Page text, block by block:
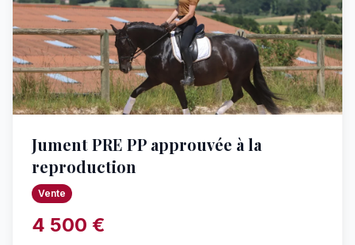
Jument PRE PP approuvée à la
reproduction
Vente
4 500 €